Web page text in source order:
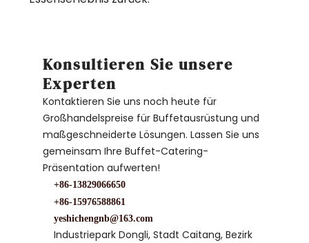
Konsultieren Sie unsere
Experten
Kontaktieren Sie uns noch heute für
Großhandelspreise für Buffetausrüstung und
maßgeschneiderte Lösungen. Lassen Sie uns
gemeinsam Ihre Buffet-Catering-
Präsentation aufwerten!
+86-13829066650
+86-15976588861
yeshichengnb@163.com
Industriepark Dongli, Stadt Caitang, Bezirk